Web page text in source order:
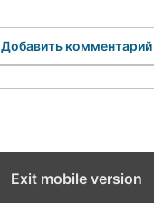
Добавить комментарий
Exit mobile version